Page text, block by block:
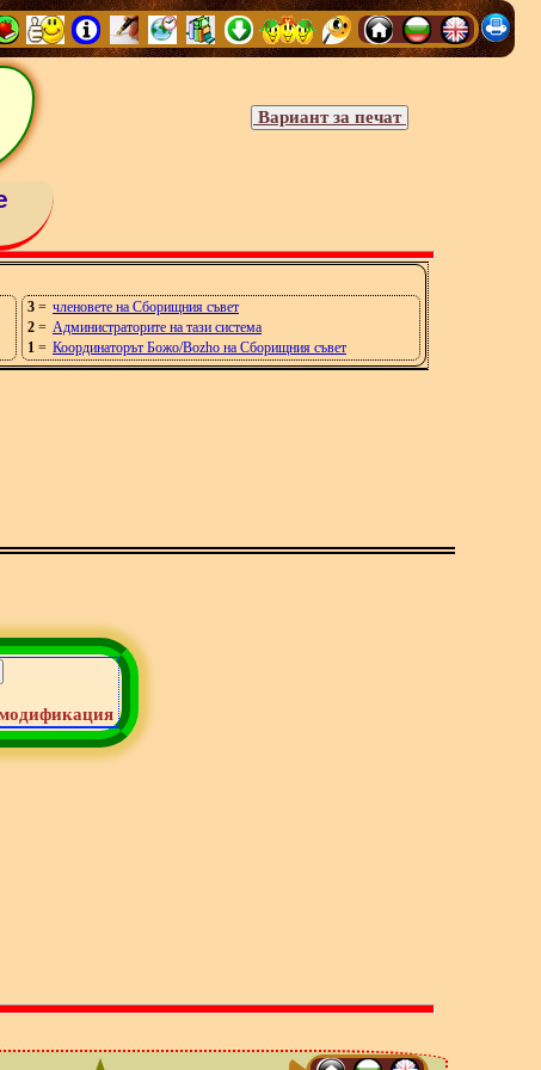
3 = членовете на Сборищния съвет
2 = Администраторите на тази система
1 = Координаторът Божо/Bozho на Сборищния съвет